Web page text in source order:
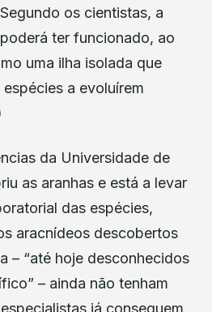
os cientistas, a
ter funcionado, ao
uma ilha isolada que
a evoluírem
da Universidade de
as aranhas e está a levar
das espécies,
aracnídeos descobertos
– “até hoje desconhecidos
– ainda não tenham
já conseguem